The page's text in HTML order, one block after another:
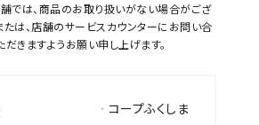
舗では、商品のお取り扱いがない場合がござ
たは、店舗のサービスカウンターにお問い合
きますようお願い申し上げます。
コープふくしま